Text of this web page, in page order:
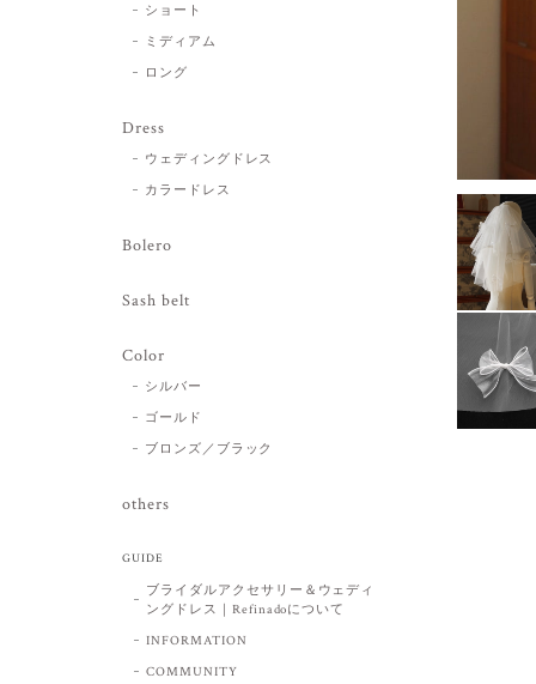
ショート
ミディアム
ロング
Dress
ウェディングドレス
カラードレス
Bolero
Sash belt
Color
シルバー
ゴールド
ブロンズ／ブラック
others
GUIDE
ブライダルアクセサリー＆ウェディ
ングドレス｜Refinadoについて
INFORMATION
COMMUNITY